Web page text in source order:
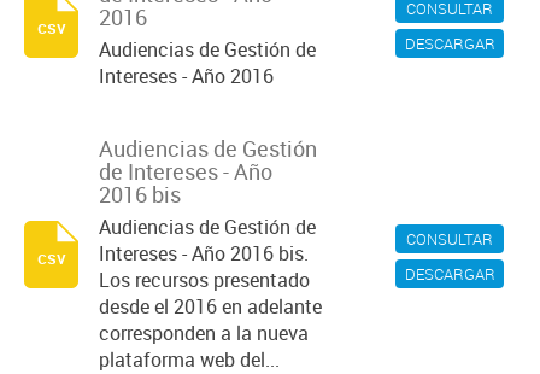
CONSULTAR
DESCARGAR
2016
Audiencias de Gestión de
Intereses - Año 2016
csv
CONSULTAR
DESCARGAR
Audiencias de Gestión
de Intereses - Año
2016 bis
Audiencias de Gestión de
Intereses - Año 2016 bis.
Los recursos presentado
desde el 2016 en adelante
corresponden a la nueva
plataforma web del...
csv